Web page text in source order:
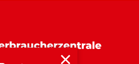
Westfalen